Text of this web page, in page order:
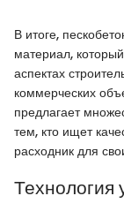
В итоге,
материал,
аспектах
коммерческих
предлагает
тем, кто ищет
расходник для
Технология